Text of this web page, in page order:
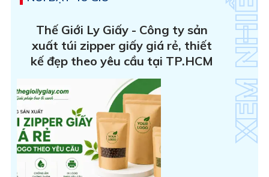
Thế Giới Ly Giấy - Công ty sản
xuất túi zipper giấy giá rẻ, thiết
kế đẹp theo yêu cầu tại TP.HCM